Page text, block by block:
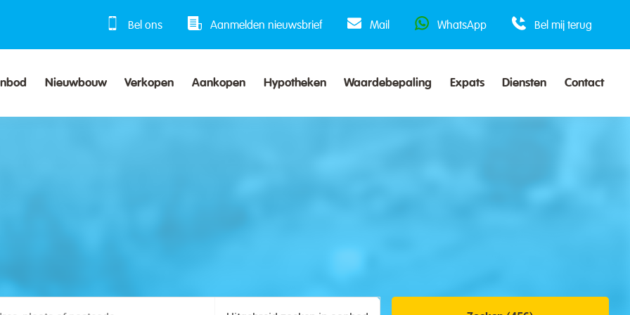
Bel ons Aanmelden nieuwsbrief Mail WhatsApp Bel mij terug
Nieuwbouw Verkopen Aankopen Hypotheken Waardebepaling Expats Diensten Contact